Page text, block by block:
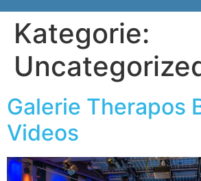
Kategorie:
Galerie Therapos
Videos